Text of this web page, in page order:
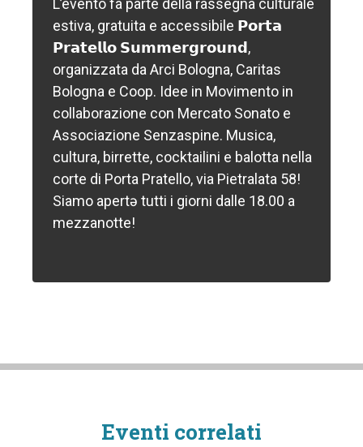
L’evento fa parte della rassegna culturale
estiva, gratuita e accessibile 𝗣𝗼𝗿𝘁𝗮
𝗣𝗿𝗮𝘁𝗲𝗹𝗹𝗼 𝗦𝘂𝗺𝗺𝗲𝗿𝗴𝗿𝗼𝘂𝗻𝗱,
organizzata da Arci Bologna, Caritas
Bologna e Coop. Idee in Movimento in
collaborazione con Mercato Sonato e
Associazione Senzaspine. Musica,
cultura, birrette, cocktailini e balotta nella
corte di Porta Pratello, via Pietralata 58!
Siamo apertə tutti i giorni dalle 18.00 a
mezzanotte!
Eventi correlati